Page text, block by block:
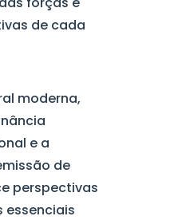
de cada
moderna,
e a
de
perspectivas
essenciais